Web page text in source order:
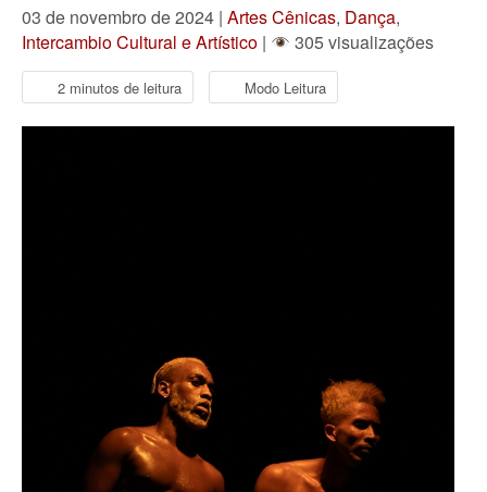
03 de novembro de 2024 | Artes Cênicas, Dança,
Intercambio Cultural e Artístico | 305 visualizações
2 minutos de leitura Modo Leitura